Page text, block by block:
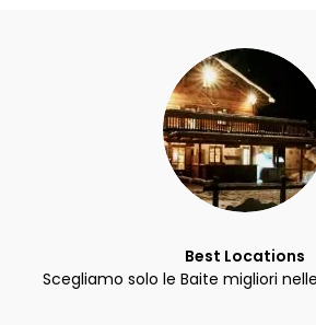
Best Locations
Scegliamo solo le Baite migliori